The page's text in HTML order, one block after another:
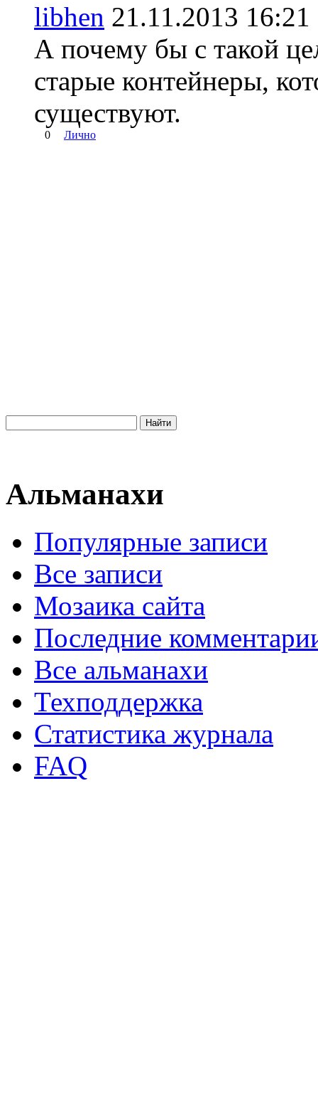
libhen 21.11.2013
А почему бы с такой
старые контейнеры,
существуют.
0 Лично
Альманахи
Популярные записи
Все записи
Мозаика сайта
Последние
Все альманахи
Техподдержка
Статистика журнала
FAQ